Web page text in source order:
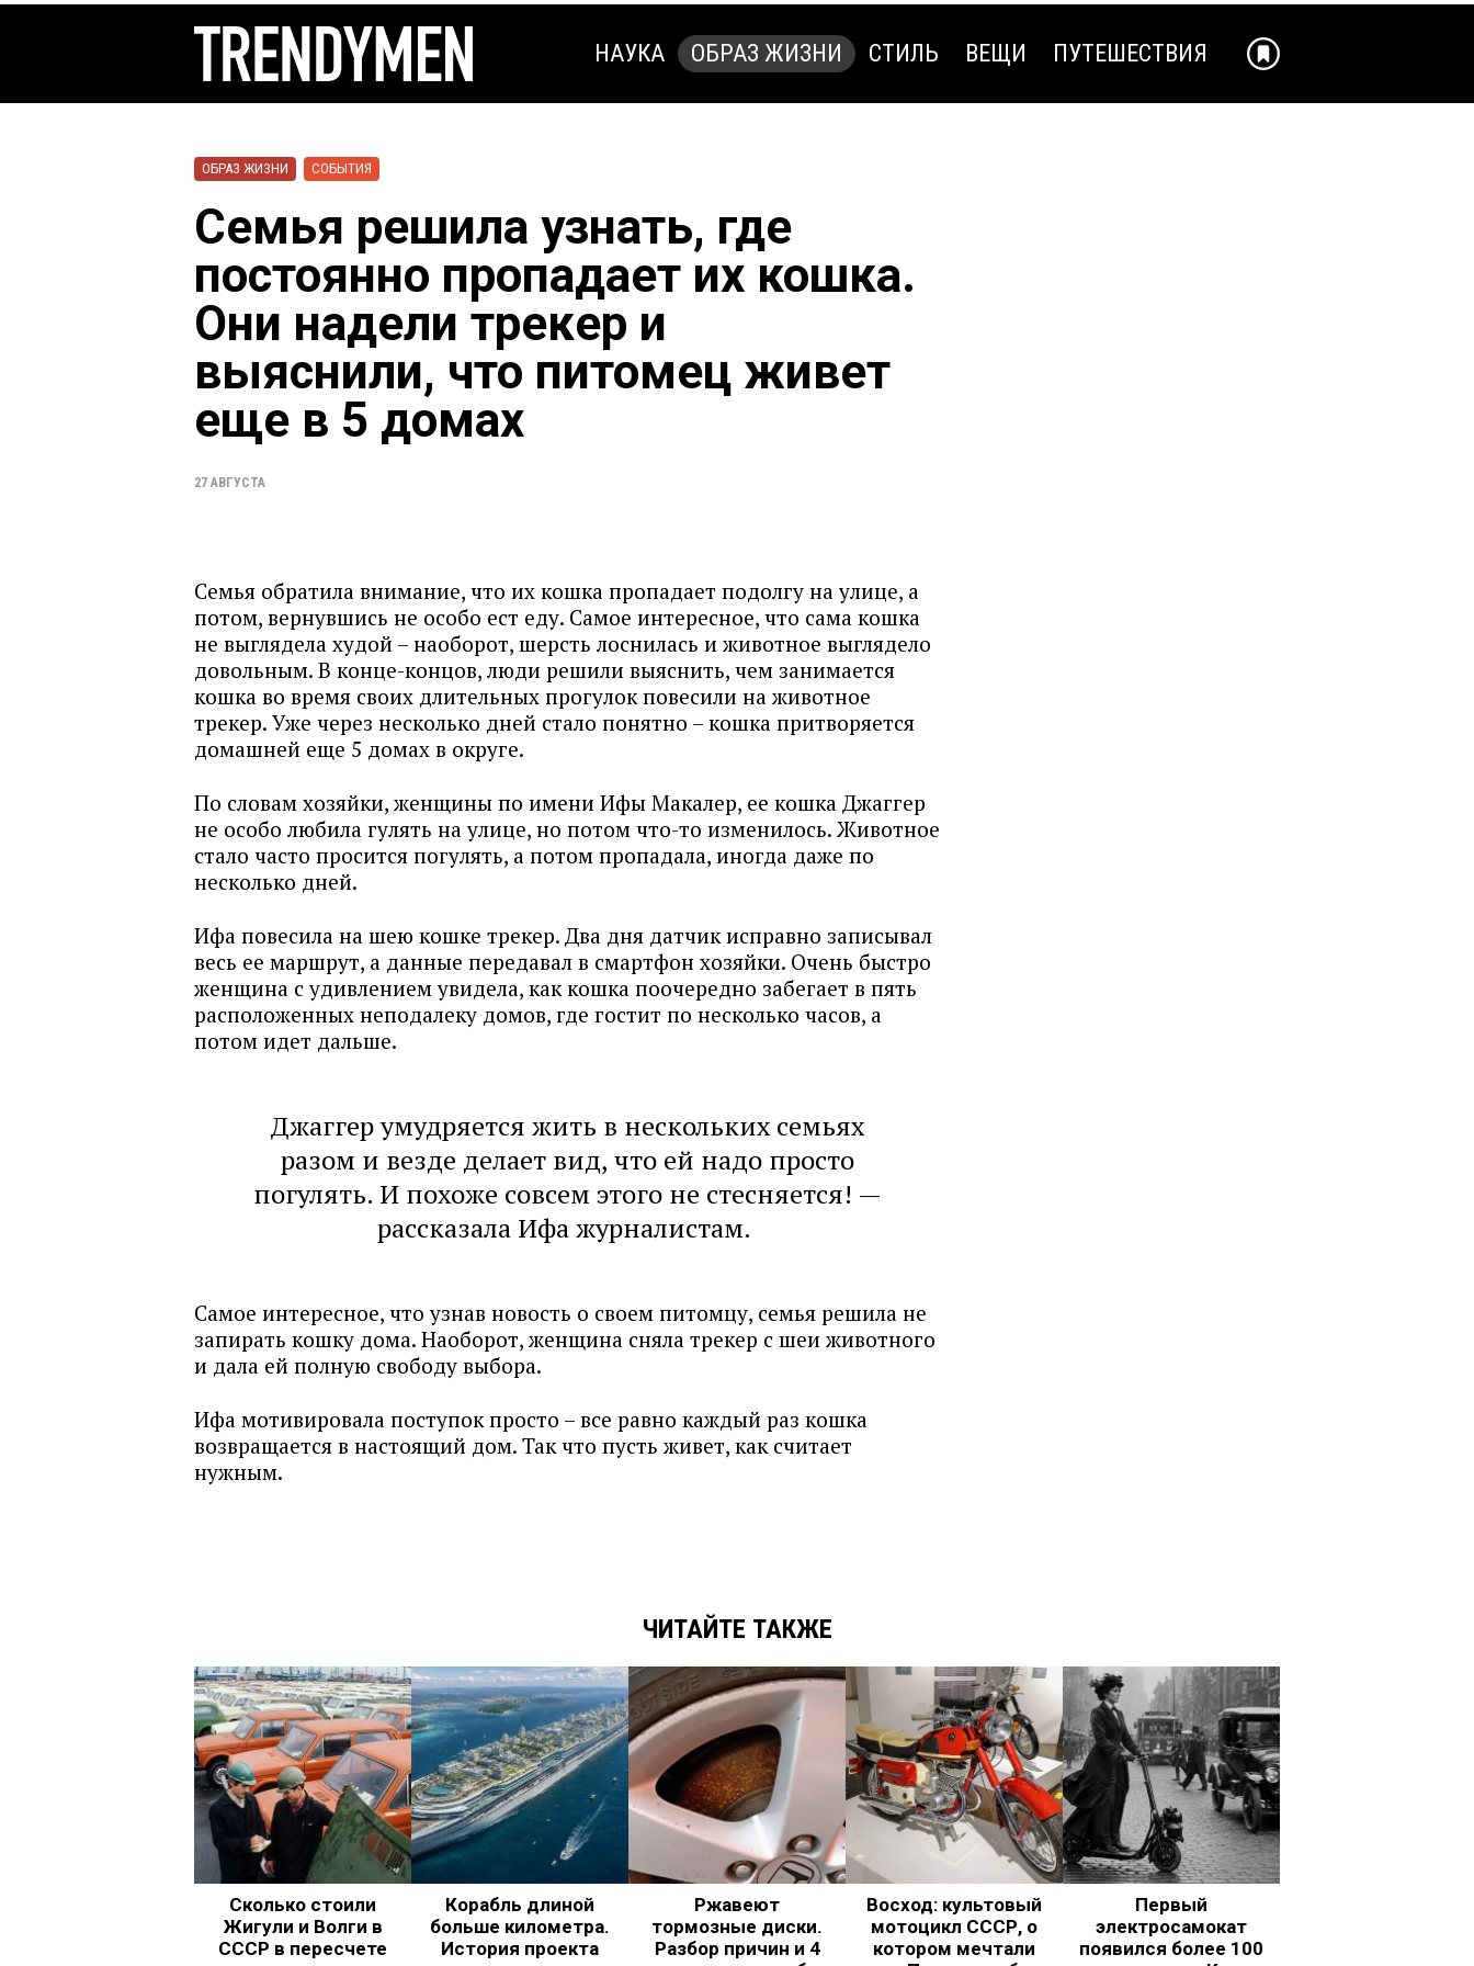
НАУКА ОБРАЗ ЖИЗНИ СТИЛЬ ВЕЩИ ПУТЕШЕСТВИЯ
ОБРАЗ ЖИЗНИ СОБЫТИЯ
Семья решила узнать, где
постоянно пропадает их кошка.
Они надели трекер и
выяснили, что питомец живет
еще в 5 домах
27 АВГУСТА
Семья обратила внимание, что их кошка пропадает подолгу на улице, а
потом, вернувшись не особо ест еду. Самое интересное, что сама кошка
не выглядела худой – наоборот, шерсть лоснилась и животное выглядело
довольным. В конце-концов, люди решили выяснить, чем занимается
кошка во время своих длительных прогулок повесили на животное
трекер. Уже через несколько дней стало понятно – кошка притворяется
домашней еще 5 домах в округе.
По словам хозяйки, женщины по имени Ифы Макалер, ее кошка Джаггер
не особо любила гулять на улице, но потом что-то изменилось. Животное
стало часто просится погулять, а потом пропадала, иногда даже по
несколько дней.
Ифа повесила на шею кошке трекер. Два дня датчик исправно записывал
весь ее маршрут, а данные передавал в смартфон хозяйки. Очень быстро
женщина с удивлением увидела, как кошка поочередно забегает в пять
расположенных неподалеку домов, где гостит по несколько часов, а
потом идет дальше.
Джаггер умудряется жить в нескольких семьях
разом и везде делает вид, что ей надо просто
погулять. И похоже совсем этого не стесняется! —
рассказала Ифа журналистам.
Самое интересное, что узнав новость о своем питомцу, семья решила не
запирать кошку дома. Наоборот, женщина сняла трекер с шеи животного
и дала ей полную свободу выбора.
Ифа мотивировала поступок просто – все равно каждый раз кошка
возвращается в настоящий дом. Так что пусть живет, как считает
нужным.
ЧИТАЙТЕ ТАКЖЕ
Сколько стоили
Жигули и Волги в
СССР в пересчете
Корабль длиной
больше километра.
История проекта
Ржавеют
тормозные диски.
Разбор причин и 4
Восход: культовый
мотоцикл СССР, о
котором мечтали
Первый
электросамокат
появился более 100